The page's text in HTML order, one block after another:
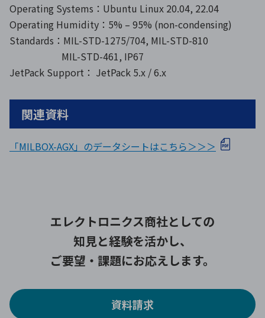
Operating Systems：Ubuntu Linux 20.04, 22.04
Operating Humidity：5% – 95% (non-condensing)
Standards：MIL-STD-1275/704, MIL-STD-810
MIL-STD-461, IP67
JetPack Support： JetPack 5.x / 6.x
関連資料
「MILBOX-AGX」のデータシートはこちら＞＞＞
エレクトロニクス商社としての
知見と経験を活かし、
ご要望・課題にお応えします。
資料請求